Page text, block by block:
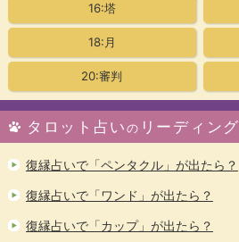
16:塔
18:月
20:審判
タロット占いの リーディング
復縁占いで「ペンタクル」が出たら？
復縁占いで「ワンド」が出たら？
復縁占いで「カップ」が出たら？